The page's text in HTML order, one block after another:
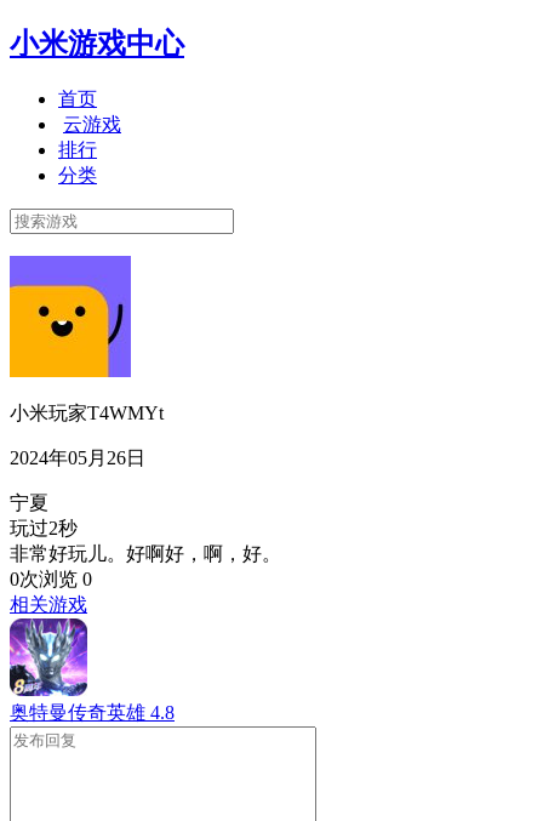
小米游戏中心
首页
云游戏
排行
分类
小米玩家T4WMYt
2024年05月26日
宁夏
玩过2秒
非常好玩儿。好啊好，啊，好。
0次浏览 0
相关游戏
奥特曼传奇英雄 4.8